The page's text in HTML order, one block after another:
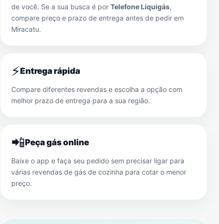
de você. Se a sua busca é por Telefone Liquigás,
compare preço e prazo de entrega antes de pedir em
Miracatu.
⚡Entrega rápida
Compare diferentes revendas e escolha a opção com
melhor prazo de entrega para a sua região.
📲Peça gás online
Baixe o app e faça seu pedido sem precisar ligar para
várias revendas de gás de cozinha para cotar o menor
preço.